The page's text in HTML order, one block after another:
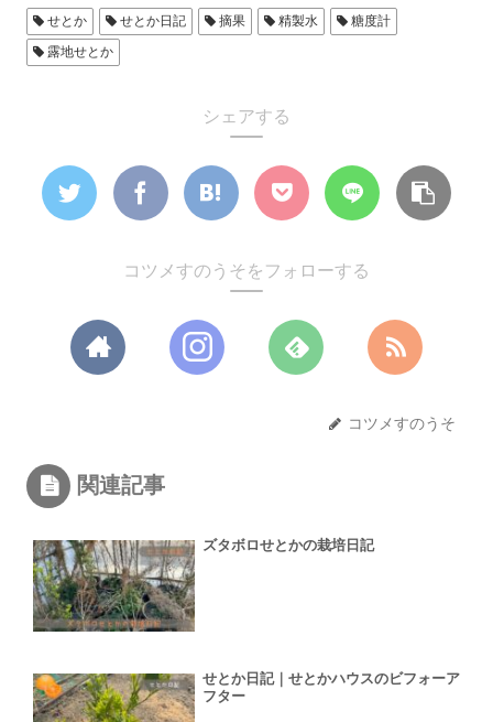
せとか せとか日記 摘果 精製水
糖度計
露地せとか
シェアする
コツメすのうそをフォローする
コツメすのうそ
関連記事
ズタボロせとかの栽培日記
せとか日記｜せとかハウスのビフォーア
フター